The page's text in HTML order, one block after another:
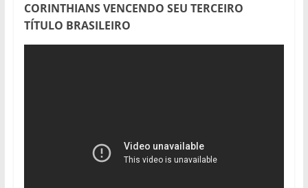
CORINTHIANS VENCENDO SEU TERCEIRO
TÍTULO BRASILEIRO